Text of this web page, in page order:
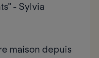
- Sylvia
maison depuis